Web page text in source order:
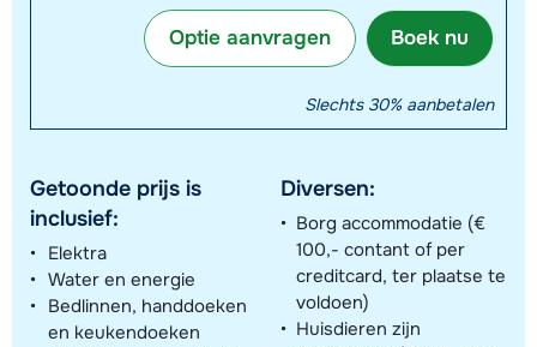
Boek nu
Optie aanvragen
Slechts 30% aanbetalen
Getoonde prijs is
inclusief:
Elektra
Water en energie
Bedlinnen, handdoeken
en keukendoeken
Diversen:
Borg accommodatie (€
100,- contant of per
creditcard, ter plaatse te
voldoen)
Huisdieren zijn